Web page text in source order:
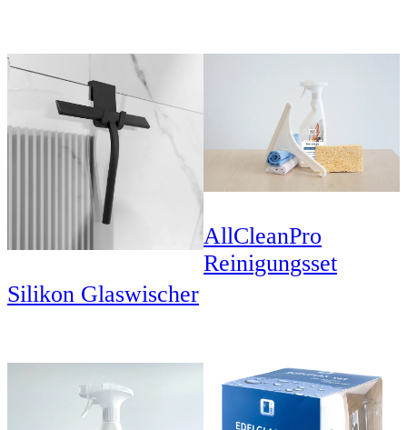
Silikon Glaswischer
AllCleanPro
Reinigungsset